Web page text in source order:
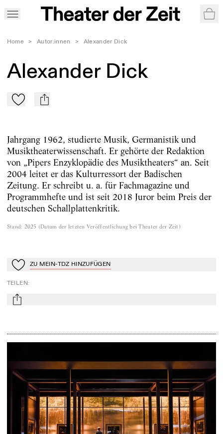
Home > Autor:innen > Alexander Dick
Alexander Dick
Zu Mein-TdZ hinzufügen
mail
Jahrgang 1962, studierte Musik, Germanistik und
Musiktheaterwissenschaft. Er gehörte der Redaktion
von „Pipers Enzyklopädie des Musiktheaters“ an. Seit
2004 leitet er das Kulturressort der Badischen
Zeitung. Er schreibt u. a. für Fachmagazine und
Programmhefte und ist seit 2018 Juror beim Preis der
deutschen Schallplattenkritik.
Stand: 2025 (Datum der letzten Veröffentlichung bei Theater der Zeit )
Zu Mein-TdZ hinzufügen
ZU MEIN-TDZ HINZUFÜGEN
TEILEN:
mail